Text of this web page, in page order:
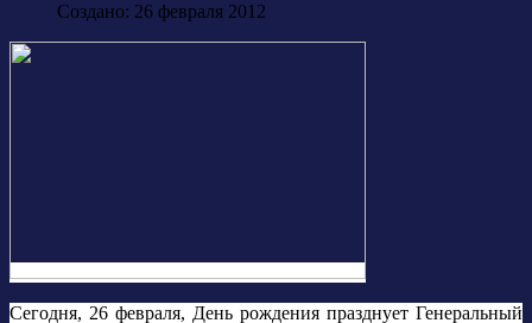
Создано: 26 февраля 2012
Сегодня, 26 февраля, День рождения празднует Генеральный